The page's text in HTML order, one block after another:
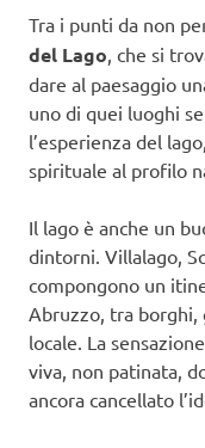
Tra i punti da non
del Lago, che si
dare al paesaggio
uno di quei luoghi
l’esperienza del
spirituale al profilo
Il lago è anche un
dintorni. Villalago,
compongono un
Abruzzo, tra borghi,
locale. La
viva, non patinata,
ancora cancellato